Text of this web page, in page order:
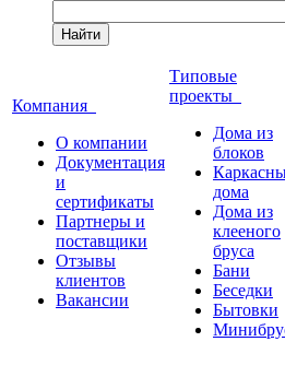
Найти
Компания
О компании
Документация
и
сертификаты
Партнеры и
поставщики
Отзывы
клиентов
Вакансии
Типовые
проекты
Дома из
блоков
дома
Дома из
клееного
бруса
Бани
Беседки
Бытовки